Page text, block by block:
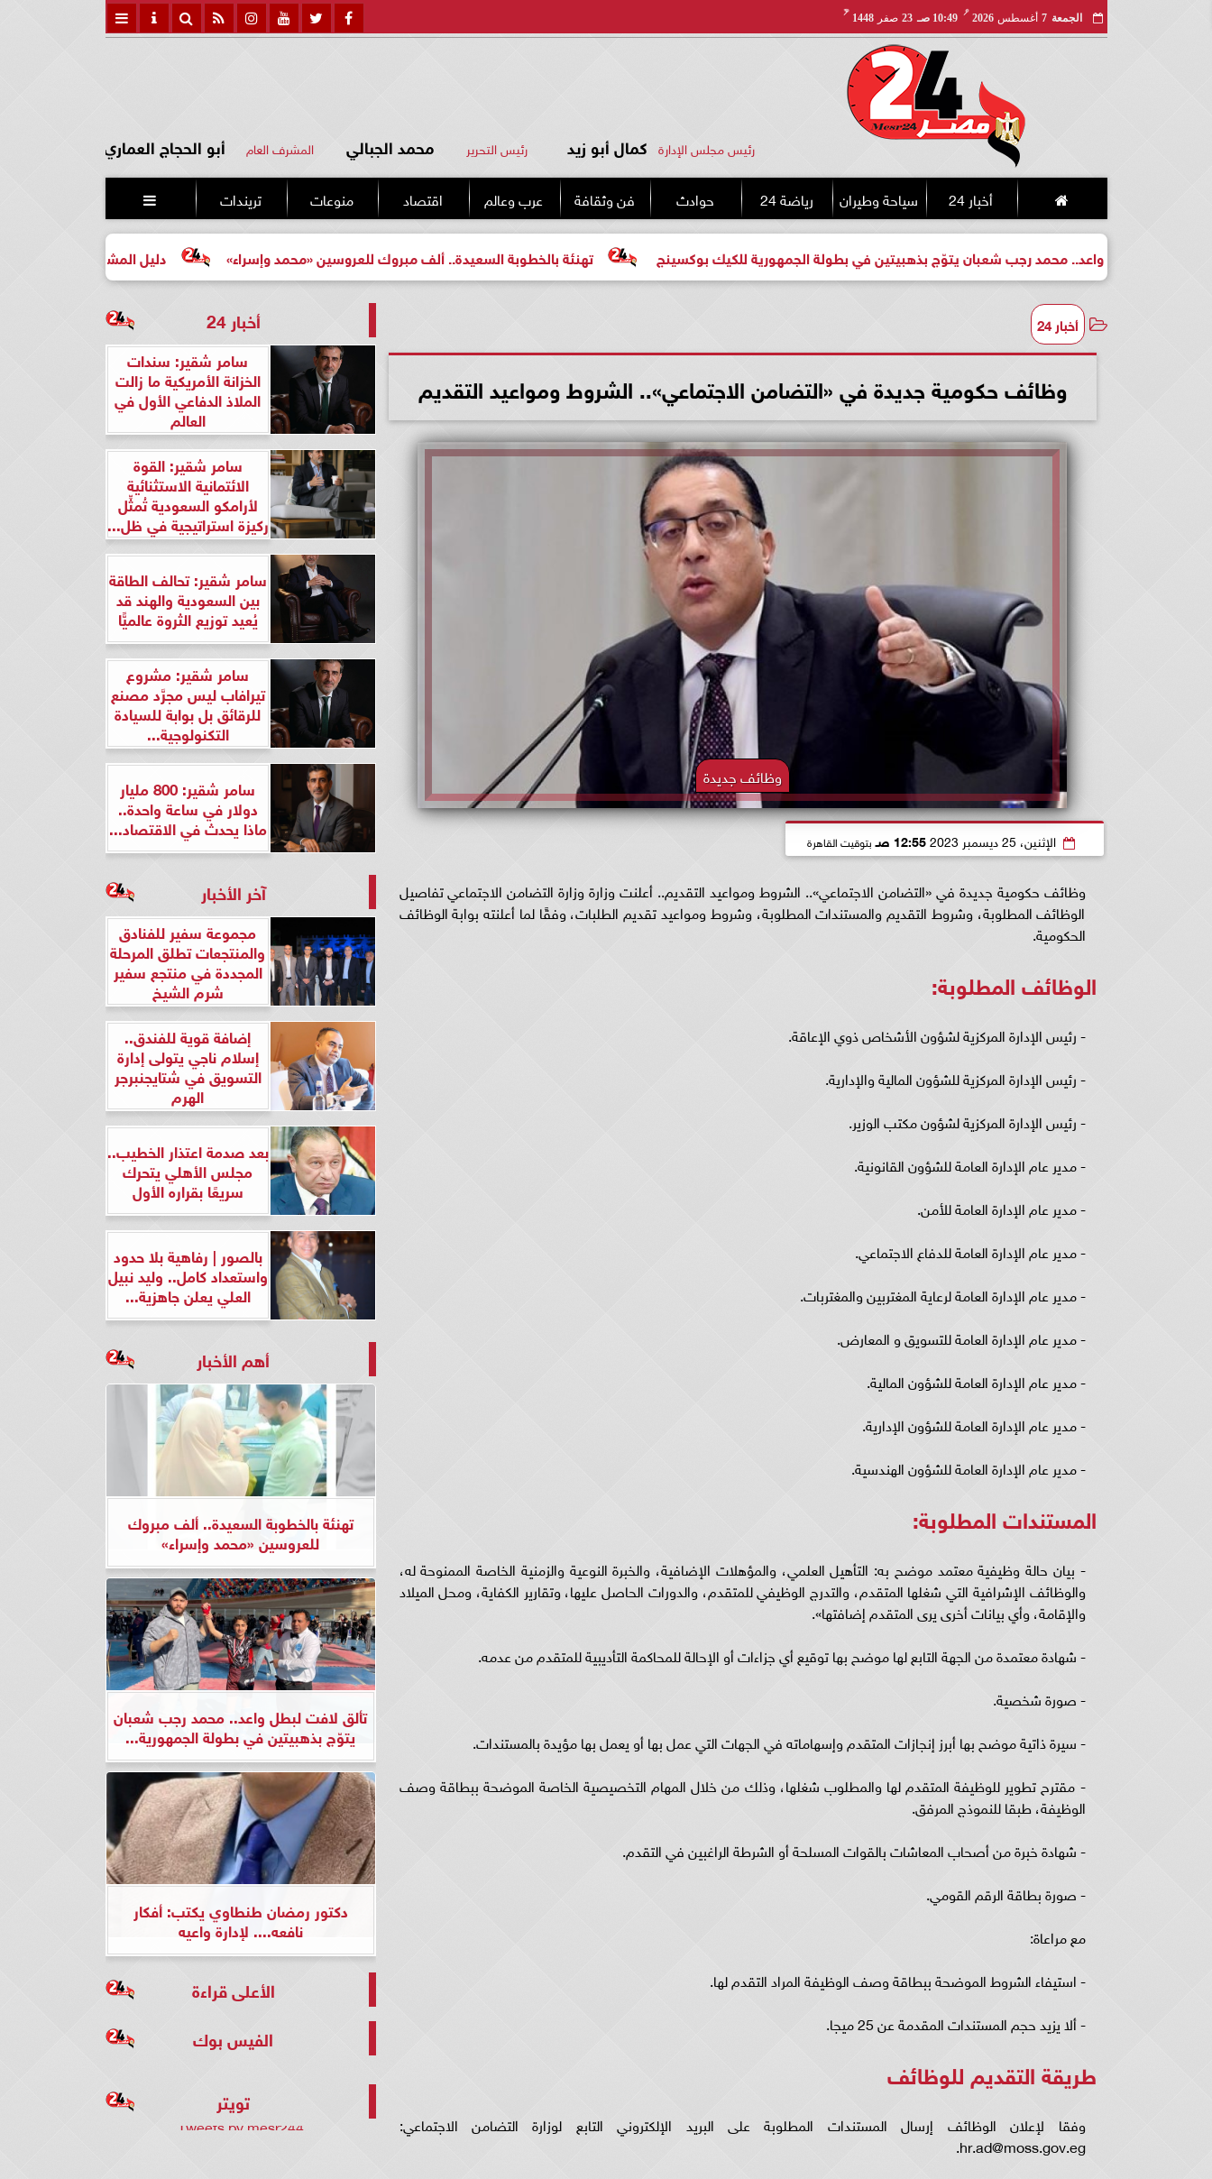
الجمعة 7 أغسطس 2026
مـ
10:49 صـ 23 صفر 1448
هـ
رئيس مجلس الإدارة كمال أبو زيد رئيس التحرير محمد الجبالي المشرف العام أبو الحجاج العماري
أخبار 24 سياحة وطيران رياضة 24 حوادث فن وثقافة عرب وعالم اقتصاد منوعات تريندات 
دليل المشتري لأول مرة لاختيار مشروع تهنئة بالخطوبة السعيدة.. ألف مبروك للعروسين «محمد وإسراء» واعد.. محمد رجب شعبان يتوّج بذهبيتين في بطولة الجمهورية للكيك بوكسينج
أخبار 24
وظائف حكومية جديدة في «التضامن الاجتماعي».. الشروط ومواعيد التقديم
وظائف جديدة
الإثنين، 25 ديسمبر 2023 12:55 صـ بتوقيت القاهرة
وظائف حكومية جديدة في «التضامن الاجتماعي».. الشروط ومواعيد التقديم.. أعلنت وزارة وزارة التضامن الاجتماعي تفاصيل
الوظائف المطلوبة، وشروط التقديم والمستندات المطلوبة، وشروط ومواعيد تقديم الطلبات، وفقًا لما أعلنته بوابة الوظائف
الحكومية.
الوظائف المطلوبة:
- رئيس الإدارة المركزية لشؤون الأشخاص ذوي الإعاقة.
- رئيس الإدارة المركزية للشؤون المالية والإدارية.
- رئيس الإدارة المركزية لشؤون مكتب الوزير.
- مدير عام الإدارة العامة للشؤون القانونية.
- مدير عام الإدارة العامة للأمن.
- مدير عام الإدارة العامة للدفاع الاجتماعي.
- مدير عام الإدارة العامة لرعاية المغتربين والمغتربات.
- مدير عام الإدارة العامة للتسويق و المعارض.
- مدير عام الإدارة العامة للشؤون المالية.
- مدير عام الإدارة العامة للشؤون الإدارية.
- مدير عام الإدارة العامة للشؤون الهندسية.
المستندات المطلوبة:
- بيان حالة وظيفية معتمد موضح به: التأهيل العلمي، والمؤهلات الإضافية، والخبرة النوعية والزمنية الخاصة الممنوحة له،
والوظائف الإشرافية التي شغلها المتقدم، والتدرج الوظيفي للمتقدم، والدورات الحاصل عليها، وتقارير الكفاية، ومحل الميلاد
والإقامة، وأي بيانات أخرى يرى المتقدم إضافتها».
- شهادة معتمدة من الجهة التابع لها موضح بها توقيع أي جزاءات أو الإحالة للمحاكمة التأديبية للمتقدم من عدمه.
- صورة شخصية.
- سيرة ذاتية موضح بها أبرز إنجازات المتقدم وإسهاماته في الجهات التي عمل بها أو يعمل بها مؤيدة بالمستندات.
- مقترح تطوير للوظيفة المتقدم لها والمطلوب شغلها، وذلك من خلال المهام التخصيصية الخاصة الموضحة ببطاقة وصف
الوظيفة، طبقا للنموذج المرفق.
- شهادة خبرة من أصحاب المعاشات بالقوات المسلحة أو الشرطة الراغبين في التقدم.
- صورة بطاقة الرقم القومي.
مع مراعاة:
- استيفاء الشروط الموضحة ببطاقة وصف الوظيفة المراد التقدم لها.
- ألا يزيد حجم المستندات المقدمة عن 25 ميجا.
طريقة التقديم للوظائف
وفقا لإعلان الوظائف إرسال المستندات المطلوبة على البريد الإلكتروني التابع لوزارة التضامن الاجتماعي:
hr.ad@moss.gov.eg
.
أخبار 24
سامر شقير: سندات
الخزانة الأمريكية ما زالت
الملاذ الدفاعي الأول في
العالم
سامر شقير: القوة
الائتمانية الاستثنائية
لأرامكو السعودية تُمثِّل
ركيزة استراتيجية في ظل...
سامر شقير: تحالف الطاقة
بين السعودية والهند قد
يُعيد توزيع الثروة عالميًّا
سامر شقير: مشروع
تيرافاب ليس مجرَّد مصنع
للرقائق بل بوابة للسيادة
التكنولوجية...
سامر شقير: 800 مليار
دولار في ساعة واحدة..
ماذا يحدث في الاقتصاد...
آخر الأخبار
مجموعة سفير للفنادق
والمنتجعات تطلق المرحلة
المجددة في منتجع سفير
شرم الشيخ
إضافة قوية للفندق..
إسلام ناجي يتولى إدارة
التسويق في شتايجنبرجر
الهرم
بعد صدمة اعتذار الخطيب..
مجلس الأهلي يتحرك
سريعًا بقراره الأول
بالصور | رفاهية بلا حدود
واستعداد كامل.. وليد نبيل
العلي يعلن جاهزية...
أهم الأخبار
تهنئة بالخطوبة السعيدة.. ألف مبروك
للعروسين «محمد وإسراء»
تألق لافت لبطل واعد.. محمد رجب شعبان
يتوّج بذهبيتين في بطولة الجمهورية...
دكتور رمضان طنطاوي يكتب: أفكار
نافعه.... لإدارة واعيه
الأعلى قراءة
الفيس بوك
تويتر
Tweets by mesr244